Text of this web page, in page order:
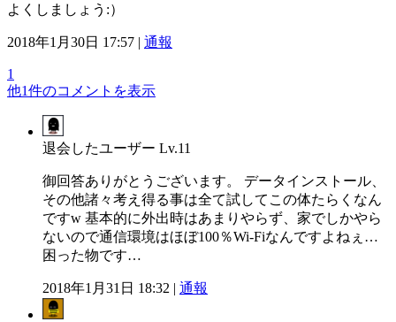
よくしましょう:）
2018年1月30日 17:57 | 通報
1
他1件のコメントを表示
退会したユーザー Lv.11
御回答ありがとうございます。 データインストール、
その他諸々考え得る事は全て試してこの体たらくなん
ですw 基本的に外出時はあまりやらず、家でしかやら
ないので通信環境はほぼ100％Wi-Fiなんですよねぇ…
困った物です…
2018年1月31日 18:32 | 通報